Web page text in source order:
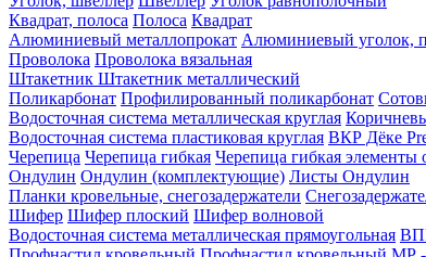
Квадрат, полоса Полоса Квадрат
Алюминиевый металлопрокат Алюминиевый уголок,
Проволока Проволока вязальная
Штакетник Штакетник металлический
Поликарбонат Профилированный поликарбонат
Водосточная система металлическая круглая
Водосточная система пластиковая круглая ВКР Дёке
Черепица Черепица гибкая Черепица гибкая элементы
Ондулин Ондулин (комплектующие) Листы Ондулин
Планки кровельные, снегозадержатели
Шифер Шифер плоский Шифер волновой
Водосточная система металлическая прямоугольная